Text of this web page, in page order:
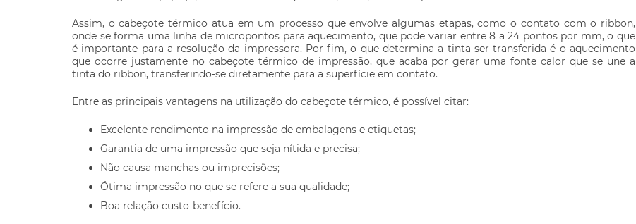
Assim, ocabeçote térmico atua em um processo que envolve algumas etapas, como o contato com o ribbon,
onde se forma uma linha de micropontos para aquecimento, que pode variar entre 8 a 24 pontos por mm, o que
é importante para a resolução da impressora. Por fim, o que determina a tinta ser transferida é o aquecimento
que ocorre justamente no cabeçote térmico de impressão, que acaba por gerar uma fonte calor que se une a
tinta do ribbon, transferindo-se diretamente para a superfície em contato.
Entre as principais vantagens na utilização do cabeçote térmico, é possível citar:
Excelente rendimento na impressão de embalagens e etiquetas;
Garantia de uma impressão que seja nítida e precisa;
Não causa manchas ou imprecisões;
Ótima impressão no que se refere a sua qualidade;
Boa relação custo-benefício.